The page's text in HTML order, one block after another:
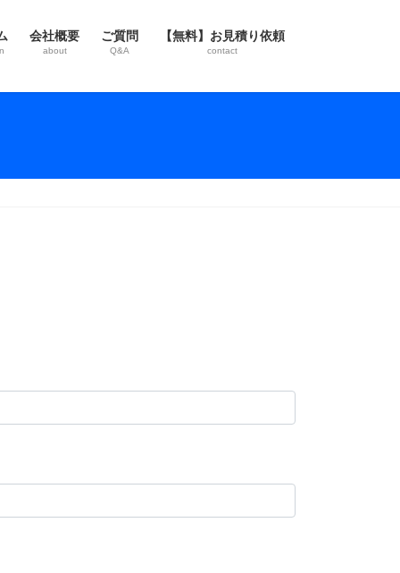
会社概要
about
ご質問
Q&A
【無料】お見積り依頼
contact